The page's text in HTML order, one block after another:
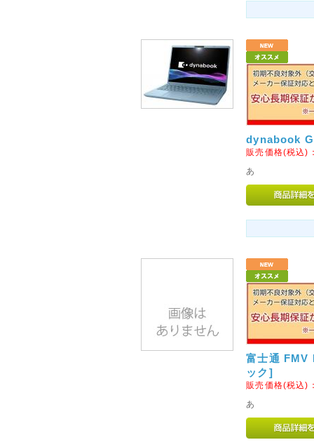
ルにて送信くださいませ。
※随時、ご返信を行わせていた
います。
※初期不良につきましては、お
だく場合もございます。
なお、発送は通常どおり行っ
◇北海道・東北・沖縄・離
更させていただきます。大変恐
2015年10月13日
◇Firefoxブラウザでのご利
現在、Firefoxブラウザでご利
の表示エラーを確認しておりま
エラーが解消しないようでご
dynabook
販売価格(税込)
あ
富士通 FMV
ック]
販売価格(税込)
あ